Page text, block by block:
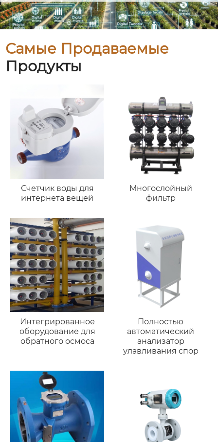
Самые Продаваемые
Продукты
Счетчик воды для
интернета вещей
Многослойный
фильтр
Интегрированное
оборудование для
обратного осмоса
Полностью
автоматический
анализатор
улавливания спор